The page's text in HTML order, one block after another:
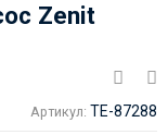
Zenit
Артикул: TE-87288